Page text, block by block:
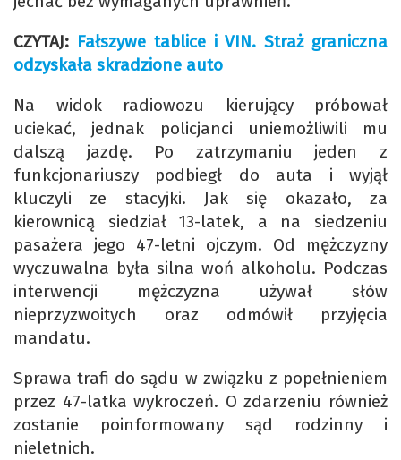
CZYTAJ: Fałszywe tablice i VIN. Straż graniczna
odzyskała skradzione auto
Na widok radiowozu kierujący próbował
uciekać, jednak policjanci uniemożliwili mu
dalszą jazdę. Po zatrzymaniu jeden z
funkcjonariuszy podbiegł do auta i wyjął
kluczyli ze stacyjki. Jak się okazało, za
kierownicą siedział 13-latek, a na siedzeniu
pasażera jego 47-letni ojczym. Od mężczyzny
wyczuwalna była silna woń alkoholu. Podczas
interwencji mężczyzna używał słów
nieprzyzwoitych oraz odmówił przyjęcia
mandatu.
Sprawa trafi do sądu w związku z popełnieniem
przez 47-latka wykroczeń. O zdarzeniu również
zostanie poinformowany sąd rodzinny i
nieletnich.